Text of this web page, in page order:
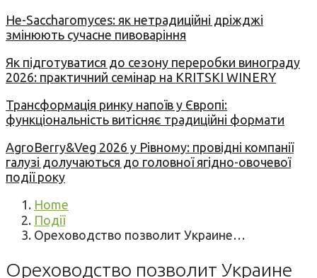
Не-Saccharomyces: як нетрадиційні дріжджі
змінюють сучасне пивоваріння
Як підготуватися до сезону переробки винограду
2026: практичний семінар на KRITSKI WINERY
Трансформація ринку напоїв у Європі:
функціональність витісняє традиційні формати
AgroBerry&Veg 2026 у Рівному: провідні компанії
галузі долучаються до головної ягідно-овочевої
події року
Home
Події
Ореховодство позволит Украине…
Ореховодство позволит Украине